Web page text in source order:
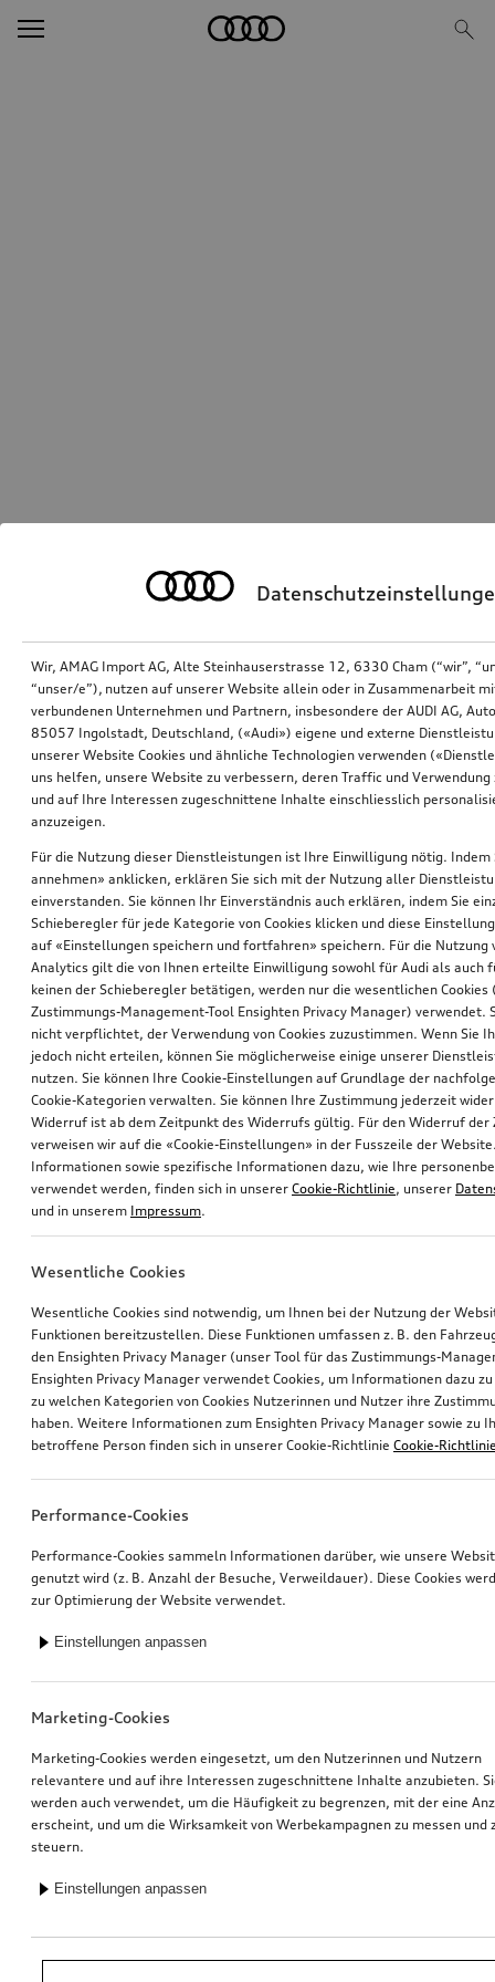
*Unverbindliche Preisempfehlung der Importeurin AMAG Import AG. Inkl.
gesetzlicher MwSt. Preise beim Audi Partner können abweichen; weitere
Wir, AMAG Import AG, Alte Steinhauserstrasse 12, 6330 Cham (“wir”,
“unser/e”), nutzen auf unserer Website allein oder in Zusammenarbeit
verbundenen Unternehmen und Partnern, insbesondere der AUDI AG,
85057 Ingolstadt, Deutschland, («Audi») eigene und externe
unserer Website Cookies und ähnliche Technologien verwenden
uns helfen, unsere Website zu verbessern, deren Traffic und Verwendung
und auf Ihre Interessen zugeschnittene Inhalte einschliesslich
anzuzeigen.
Für die Nutzung dieser Dienstleistungen ist Ihre Einwilligung nötig. Indem
annehmen» anklicken, erklären Sie sich mit der Nutzung aller
einverstanden. Sie können Ihr Einverständnis auch erklären, indem Sie
Schieberegler für jede Kategorie von Cookies klicken und diese
auf «Einstellungen speichern und fortfahren» speichern. Für die Nutzung
Analytics gilt die von Ihnen erteilte Einwilligung sowohl für Audi als auch
keinen der Schieberegler betätigen, werden nur die wesentlichen Cookies
Zustimmungs-Management-Tool Ensighten Privacy Manager) verwendet.
nicht verpflichtet, der Verwendung von Cookies zuzustimmen. Wenn Sie
jedoch nicht erteilen, können Sie möglicherweise einige unserer
nutzen. Sie können Ihre Cookie-Einstellungen auf Grundlage der
Cookie-Kategorien verwalten. Sie können Ihre Zustimmung jederzeit
Widerruf ist ab dem Zeitpunkt des Widerrufs gültig. Für den Widerruf der
verweisen wir auf die «Cookie-Einstellungen» in der Fusszeile der
Informationen sowie spezifische Informationen dazu, wie Ihre
verwendet werden, finden sich in unserer Cookie-Richtlinie, unserer
und in unserem Impressum.
Wesentliche Cookies
Wesentliche Cookies sind notwendig, um Ihnen bei der Nutzung der
Funktionen bereitzustellen. Diese Funktionen umfassen z. B. den
den Ensighten Privacy Manager (unser Tool für das Zustimmungs-
Ensighten Privacy Manager verwendet Cookies, um Informationen dazu
zu welchen Kategorien von Cookies Nutzerinnen und Nutzer ihre
haben. Weitere Informationen zum Ensighten Privacy Manager sowie zu
betroffene Person finden sich in unserer Cookie-Richtlinie Cookie-
Performance-Cookies
Performance-Cookies sammeln Informationen darüber, wie unsere
genutzt wird (z. B. Anzahl der Besuche, Verweildauer). Diese Cookies
zur Optimierung der Website verwendet.
Einstellungen anpassen
Marketing-Cookies
Marketing-Cookies werden eingesetzt, um den Nutzerinnen und Nutzern
relevantere und auf ihre Interessen zugeschnittene Inhalte anzubieten.
werden auch verwendet, um die Häufigkeit zu begrenzen, mit der eine
erscheint, und um die Wirksamkeit von Werbekampagnen zu messen und
steuern.
Einstellungen anpassen